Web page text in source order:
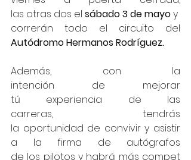
las otras dos el sábado 3 de mayo y
Autódromo Hermanos Rodríguez.
Además, con la
intención de mejorar
tú experiencia de las
carreras, tendrás
la oportunidad de convivir y asistir
a la firma de autógrafos
de los pilotos y habrá más compet